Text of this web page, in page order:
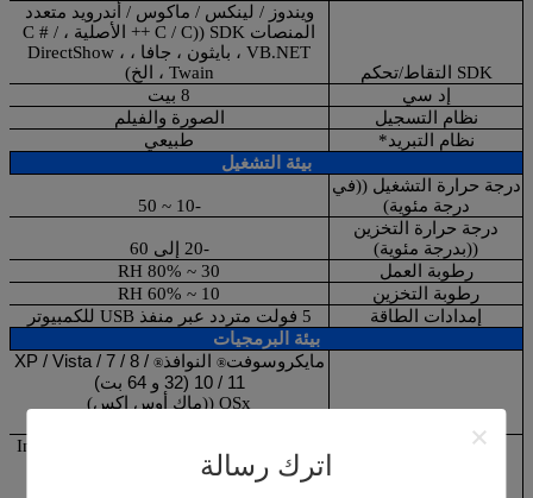
اترك رسالة
SDK التقاط/تحكم
ويندوز / لينكس / ماكوس / أندرويد متعدد
المنصات SDK ((C / C ++ الأصلية ، C # /
VB.NET ، بايثون ، جافا ، DirectShow ،
Twain ، الخ)
إد سي
8 بيت
نظام التسجيل
الصورة والفيلم
نظام التبريد*
طبيعي
بيئة التشغيل
درجة حرارة التشغيل ((في
درجة مئوية)
-10 ~ 50
درجة حرارة التخزين
((بدرجة مئوية)
-20 إلى 60
رطوبة العمل
30 ~ 80% RH
رطوبة التخزين
10 ~ 60% RH
إمدادات الطاقة
5 فولت متردد عبر منفذ USB للكمبيوتر
بيئة البرمجيات
مايكروسوفت® النوافذ®
XP / Vista / 7 / 8 /
10 / 11 (32 و 64 بت)
OSx ((ماك أوس إكس)
وحدة المعالجة المركزية: متساوية مع Intel
Core2 2.8GHz أو أعلى